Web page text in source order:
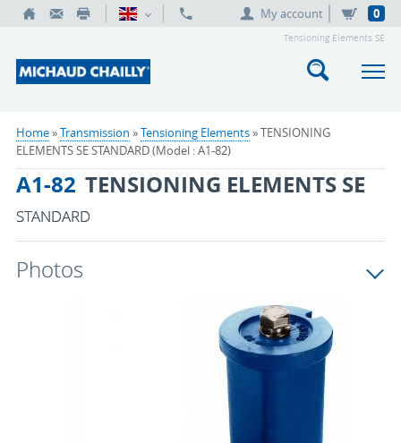
My account 0
Tensioning Elements SE
Home»Transmission »Tensioning Elements» TENSIONING
ELEMENTS SE STANDARD (Model : A1-82)
A1-82 TENSIONING ELEMENTS SE
STANDARD
Photos